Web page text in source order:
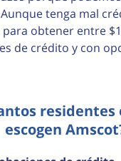
tenga mal
obtener entre
de crédito y con
residentes
escogen